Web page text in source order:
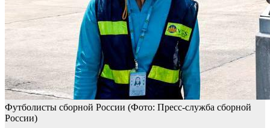
Футболисты сборной России (Фото: Пресс-служба сборной
России)